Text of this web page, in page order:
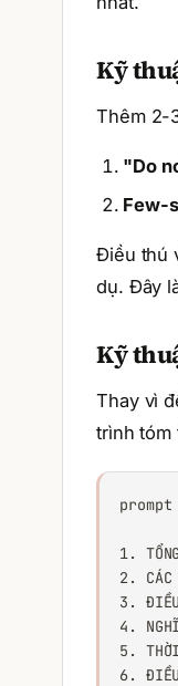
Kỹ
Thêm 2-
"Do
Few-
Điều thú
dụ. Đây
Kỹ
Thay vì
trình tóm
1.
2.
3.
4.
5.
6.